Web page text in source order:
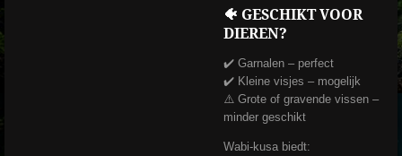
🐠 GESCHIKT VOOR
DIEREN?
✔️ Garnalen – perfect
✔️ Kleine visjes – mogelijk
⚠️ Grote of gravende vissen –
minder geschikt
Wabi-kusa biedt: